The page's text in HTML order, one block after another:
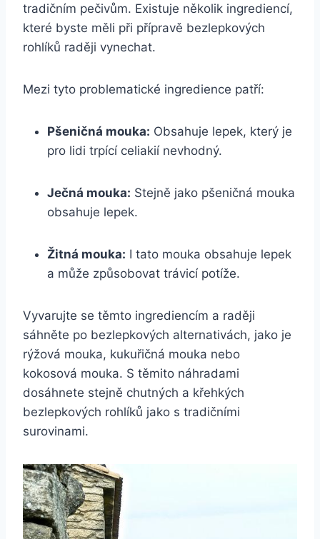
tradičním pečivům. Existuje několik ingrediencí,
které byste měli při přípravě bezlepkových
rohlíků raději vynechat.
Mezi tyto problematické ingredience patří:
Pšeničná mouka: Obsahuje lepek, který je
pro lidi trpící celiakií nevhodný.
Ječná mouka: Stejně jako pšeničná mouka
obsahuje lepek.
Žitná mouka: I tato mouka obsahuje lepek
a může způsobovat trávicí potíže.
Vyvarujte se těmto ingrediencím a raději
sáhněte po bezlepkových alternativách, jako je
rýžová mouka, kukuřičná mouka nebo
kokosová mouka. S těmito náhradami
dosáhnete stejně chutných a křehkých
bezlepkových rohlíků jako s tradičními
surovinami.